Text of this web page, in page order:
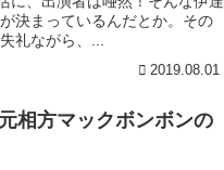
決まっているんだとか。その
礼ながら、...
2019.08.01
相方マックボンボンの